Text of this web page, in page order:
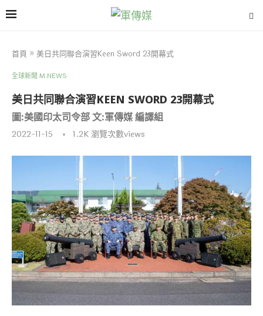
首頁 » 美日共同聯合演習Keen Sword 23開幕式
全球新聞 M.NEWS
美日共同聯合演習KEEN SWORD 23開幕式
圖:美國印太司令部 文:軍傳媒 編譯組
2022-11-15 1.2K瀏覽次數views